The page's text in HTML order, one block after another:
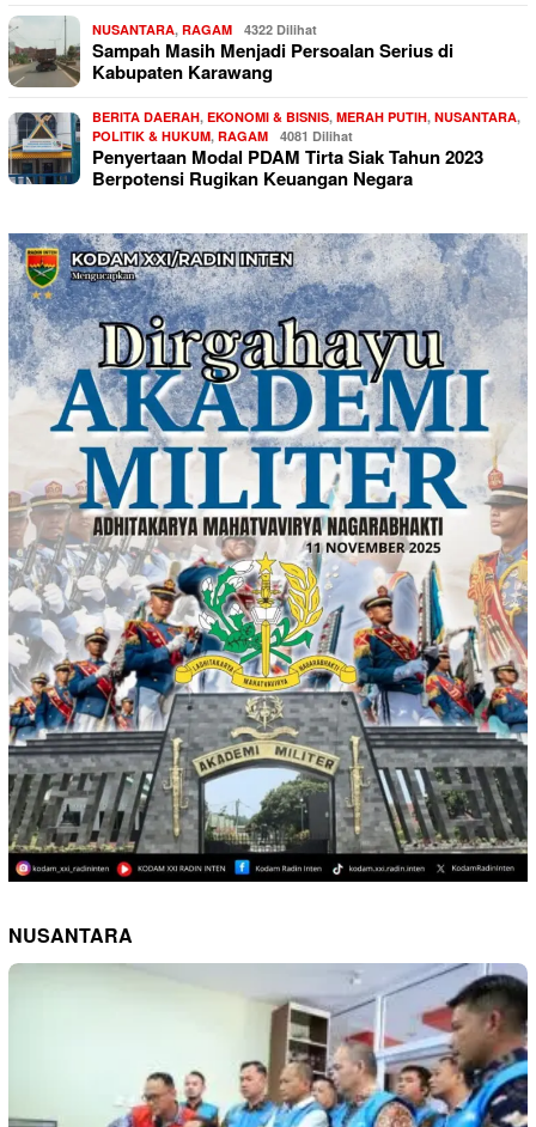
NUSANTARA, RAGAM 4322 Dilihat
Sampah Masih Menjadi Persoalan Serius di
Kabupaten Karawang
BERITA DAERAH, EKONOMI & BISNIS, MERAH PUTIH, NUSANTARA,
POLITIK & HUKUM, RAGAM 4081 Dilihat
Penyertaan Modal PDAM Tirta Siak Tahun 2023
Berpotensi Rugikan Keuangan Negara
NUSANTARA